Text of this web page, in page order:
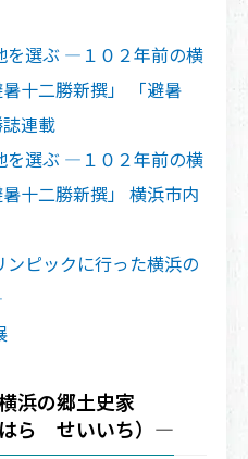
を選ぶ ―１０２年前の横
十二勝新撰」 「避暑
連載
を選ぶ ―１０２年前の横
十二勝新撰」 横浜市内
ピックに行った横浜の
浜の郷土史家
ら せいいち）―